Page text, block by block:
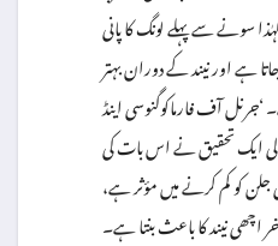
سونے سے پہلے لونگ کا پانی
ہے اور نیند کے دوران بہتر
آف فارماکوگنوسی اینڈ
ایک تحقیق نے اس بات کی
کو کم کرنے میں مؤثر ہے،
اچھی نیند کا باعث بنتا ہے۔